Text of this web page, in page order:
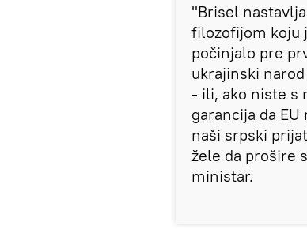
"Brisel
filozofijom koju
počinjalo pre
ukrajinski
- ili, ako niste s
garancija da
naši srpski
žele da prošire
ministar.